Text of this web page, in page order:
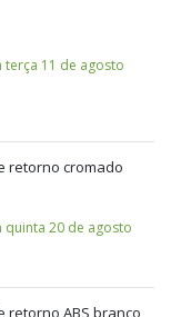
terça 11 de agosto
retorno cromado
quinta 20 de agosto
retorno ABS branco